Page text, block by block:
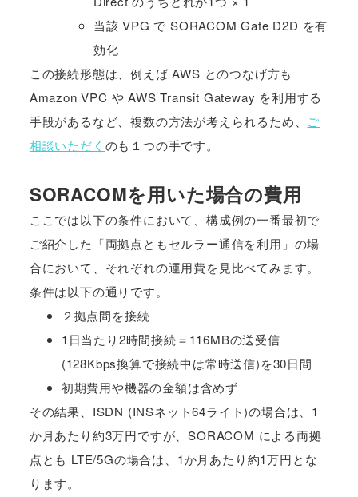
当該 VPG で SORACOM Gate D2D を有
効化
この接続形態は、例えば AWS とのつなげ方も
Amazon VPC や AWS Transit Gateway を利用する
手段があるなど、複数の方法が考えられるため、 ご
相談いただく のも１つの手です。
SORACOMを用いた場合の費用
ここでは以下の条件において、構成例の一番最初で
ご紹介した「両拠点ともセルラー通信を利用」の場
合において、それぞれの運用費を見比べてみます。
条件は以下の通りです。
２拠点間を接続
1日当たり2時間接続＝116MBの送受信
(128Kbps換算で接続中は常時送信)を30日間
初期費用や機器の金額は含めず
その結果、ISDN (INSネット64ライト)の場合は、1
か月あたり約3万円ですが、SORACOM による両拠
点とも LTE/5Gの場合は、1か月あたり約1万円とな
ります。